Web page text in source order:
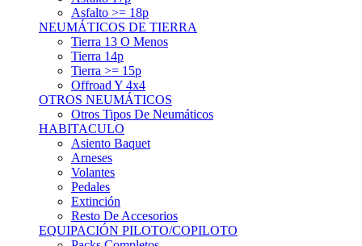
NEUMÁTICOS DE TIERRA
Tierra 13 O Menos
Tierra 14p
Tierra >= 15p
Offroad Y 4x4
OTROS NEUMÁTICOS
Otros Tipos De Neumáticos
HABITACULO
Asiento Baquet
Arneses
Volantes
Pedales
Extinción
Resto De Accesorios
EQUIPACIÓN PILOTO/COPILOTO
Packs Completos
Monos De Competición